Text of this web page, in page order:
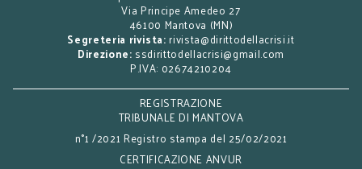
Via Principe Amedeo 27
46100 Mantova (MN)
Segreteria rivista: rivista@dirittodellacrisi.it
Direzione: ssdirittodellacrisi@gmail.com
P.IVA: 02674210204
REGISTRAZIONE
TRIBUNALE DI MANTOVA
n°1 /2021 Registro stampa del 25/02/2021
CERTIFICAZIONE ANVUR